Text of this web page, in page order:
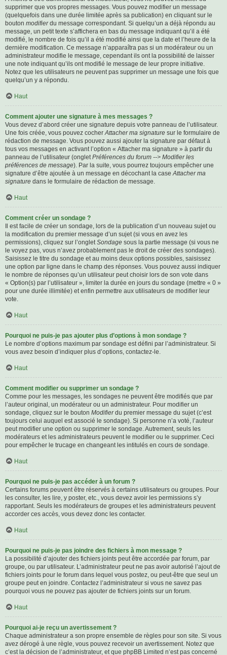
supprimer que vos propres messages. Vous pouvez modifier un message
(quelquefois dans une durée limitée après sa publication) en cliquant sur le
bouton modifierdu message correspondant. Si quelqu’un a déjà répondu au
message, un petit texte s’affichera en bas du message indiquant qu’il a été
modifié, le nombre de fois qu’il a été modifié ainsi que la date et l’heure de la
dernière modification. Ce message n’apparaîtra pas si un modérateur ou un
administrateur modifie le message, cependant ils ont la possibilité de laisser
une note indiquant qu’ils ont modifié le message de leur propre initiative.
Notez que les utilisateurs ne peuvent pas supprimer un message une fois que
quelqu’un y a répondu.
Haut
Comment ajouter une signature à mes messages ?
Vous devez d’abord créer une signature depuis votre panneau de l’utilisateur.
Une fois créée, vous pouvez cocherAttacher ma signature sur le formulaire de
rédaction de message. Vous pouvez aussi ajouter la signature par défaut à
tous vos messages en activant l’option « Attacher ma signature » à partir du
panneau de l’utilisateur (ongletPréférences du forum --> Modifier les
préférences de message). Par la suite, vous pourrez toujours empêcher une
signature d’être ajoutée à un message en décochant la caseAttacher ma
signature dans le formulaire de rédaction de message.
Haut
Comment créer un sondage ?
Il est facile de créer un sondage, lors de la publication d’un nouveau sujet ou
la modification du premier message d’un sujet (si vous en avez les
permissions), cliquez sur l’ongletSondage sous la partie message (si vous ne
le voyez pas, vous n’avez probablement pas le droit de créer des sondages).
Saisissez le titre du sondage et au moins deux options possibles, saisissez
une option par ligne dans le champ des réponses. Vous pouvez aussi indiquer
le nombre de réponses qu’un utilisateur peut choisir lors de son vote dans
« Option(s) par l’utilisateur », limiter la durée en jours du sondage (mettre « 0 »
pour une durée illimitée) et enfin permettre aux utilisateurs de modifier leur
vote.
Haut
Pourquoi ne puis-je pas ajouter plus d’options à mon sondage ?
Le nombre d’options maximum par sondage est défini par l’administrateur. Si
vous avez besoin d’indiquer plus d’options, contactez-le.
Haut
Comment modifier ou supprimer un sondage ?
Comme pour les messages, les sondages ne peuvent être modifiés que par
l’auteur original, un modérateur ou un administrateur. Pour modifier un
sondage, cliquez sur le bouton Modifierdu premier message du sujet (c’est
toujours celui auquel est associé le sondage). Si personne n’a voté, l’auteur
peut modifier une option ou supprimer le sondage. Autrement, seuls les
modérateurs et les administrateurs peuvent le modifier ou le supprimer. Ceci
pour empêcher le trucage en changeant les intitulés en cours de sondage.
Haut
Pourquoi ne puis-je pas accéder à un forum ?
Certains forums peuvent être réservés à certains utilisateurs ou groupes. Pour
les consulter, les lire, y poster, etc., vous devez avoir les permissions s’y
rapportant. Seuls les modérateurs de groupes et les administrateurs peuvent
accorder ces accès, vous devez donc les contacter.
Haut
Pourquoi ne puis-je pas joindre des fichiers à mon message ?
La possibilité d’ajouter des fichiers joints peut être accordée par forum, par
groupe, ou par utilisateur. L’administrateur peut ne pas avoir autorisé l’ajout de
fichiers joints pour le forum dans lequel vous postez, ou peut-être que seul un
groupe peut en joindre. Contactez l’administrateur si vous ne savez pas
pourquoi vous ne pouvez pas ajouter de fichiers joints sur un forum.
Haut
Pourquoi ai-je reçu un avertissement ?
Chaque administrateur a son propre ensemble de règles pour son site. Si vous
avez dérogé à une règle, vous pouvez recevoir un avertissement. Notez que
c’est la décision de l’administrateur, et que phpBB Limited n’est pas concerné